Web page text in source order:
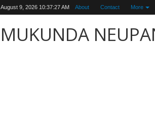
August 9, 2026 10:37:29 AM About Contact More
MUKUNDA